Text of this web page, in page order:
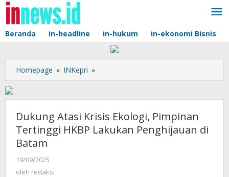
Lewati
konten
Beranda in-headline in-hukum in-ekonomi Bisnis
Homepage » INKepri »
Atasi
Ekologi,
Pimpinan
Tertinggi
HKBP
Dukung Atasi Krisis Ekologi, Pimpinan
Tertinggi HKBP Lakukan Penghijauan di
Batam
19/09/2025
redaksi
oleh redaksi